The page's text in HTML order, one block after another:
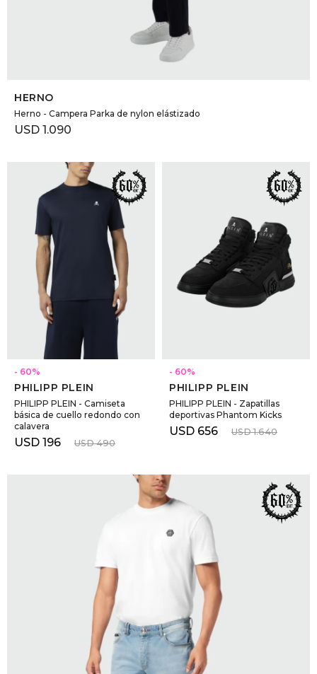
HERNO
Herno - Campera Parka de nylon elástizado
USD 1.090
SELECCIONAR TALLE
60
PHILIPP PLEIN
PHILIPP PLEIN - Camiseta
básica de cuello redondo con
calavera
USD 196 USD 490
60
PHILIPP PLEIN
PHILIPP PLEIN - Zapatillas
deportivas Phantom Kicks
USD 656 USD 1.640